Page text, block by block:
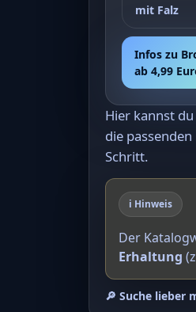
mit Falz
Infos zu
ab 4,99
Hier kannst
die passenden
Schritt.
ℹ️ Hinweis
Der
Erhaltung
🔎 Suche lieber